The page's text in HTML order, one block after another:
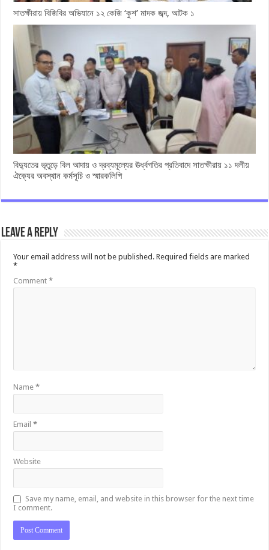
সাতক্ষীরায় বিজিবির অভিযানে ১২ কেজি ‘কুশ’ মাদক জব্দ, আটক ১
বিদ্যুতের ভূতুড়ে বিল আদায় ও দ্রব্যমূল্যের ঊর্ধ্বগতির প্রতিবাদে সাতক্ষীরায় ১১ দলীয়
ঐক্যের অবস্থান কর্মসূচি ও স্মারকলিপি
Leave a Reply
Your email address will not be published. Required fields are marked
*
Comment*
Name*
Email*
Website
Save my name, email, and website in this browser for the next time
I comment.